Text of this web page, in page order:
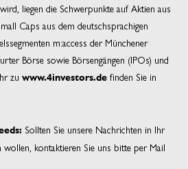
liegen die Schwerpunkte auf Aktien aus
Caps aus dem deutschsprachigen
m:access der Münchener
Börse sowie Börsengängen (IPOs) und
zu www.4investors.de finden Sie in
Sollten Sie unsere Nachrichten in Ihr
kontaktieren Sie uns bitte per Mail